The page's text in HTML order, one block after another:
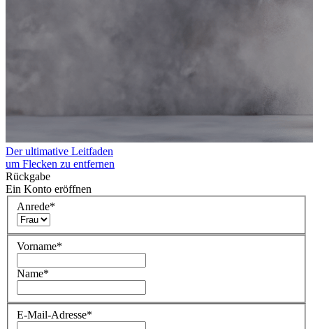
Der ultimative Leitfaden
um Flecken zu entfernen
Rückgabe
Ein Konto eröffnen
Anrede*
Vorname*
Name*
E-Mail-Adresse*